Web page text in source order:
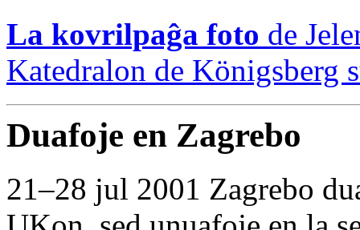
La kovrilpaĝa foto de
Katedralon de Königsberg
Duafoje en Zagrebo
21–28 jul 2001 Zagrebo